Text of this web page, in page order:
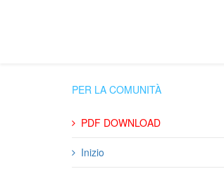
PER LA COMUNITÀ
PDF DOWNLOAD
Inizio